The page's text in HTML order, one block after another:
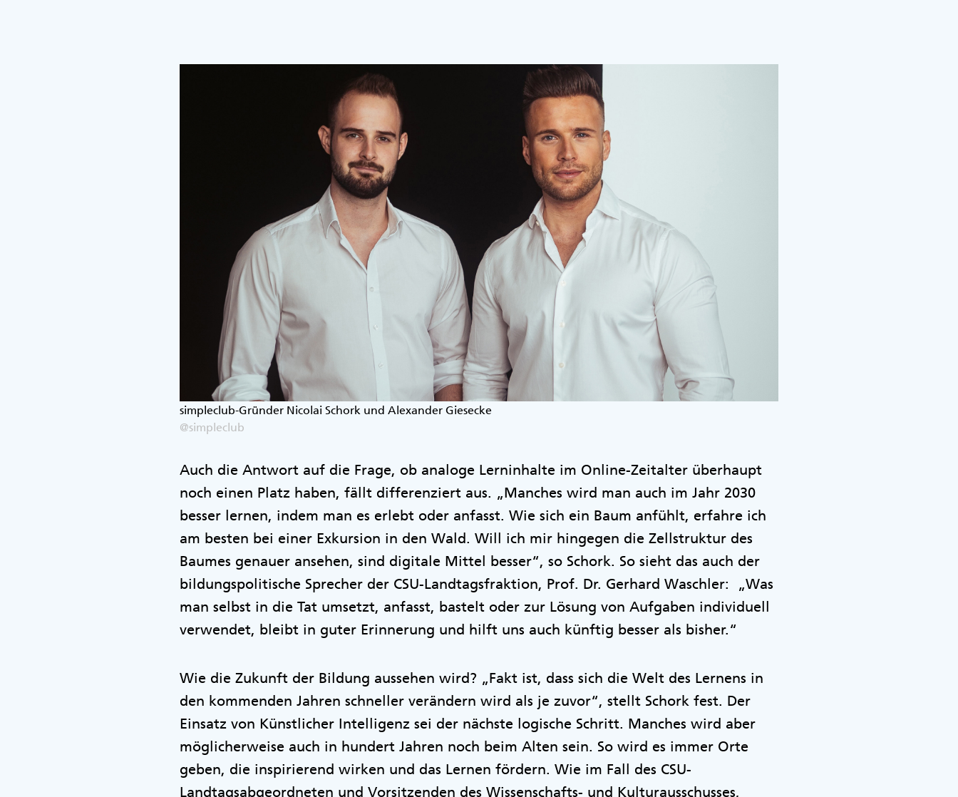
simpleclub-Gründer Nicolai Schork und Alexander Giesecke
@simpleclub
Auch die Antwort auf die Frage, ob analoge Lerninhalte im Online-Zeitalter überhaupt
noch einen Platz haben, fällt differenziert aus. „Manches wird man auch im Jahr 2030
besser lernen, indem man es erlebt oder anfasst. Wie sich ein Baum anfühlt, erfahre ich
am besten bei einer Exkursion in den Wald. Will ich mir hingegen die Zellstruktur des
Baumes genauer ansehen, sind digitale Mittel besser“, so Schork. So sieht das auch der
bildungspolitische Sprecher der CSU-Landtagsfraktion, Prof. Dr. Gerhard Waschler: „Was
man selbst in die Tat umsetzt, anfasst, bastelt oder zur Lösung von Aufgaben individuell
verwendet, bleibt in guter Erinnerung und hilft uns auch künftig besser als bisher.“
Wie die Zukunft der Bildung aussehen wird? „Fakt ist, dass sich die Welt des Lernens in
den kommenden Jahren schneller verändern wird als je zuvor“, stellt Schork fest. Der
Einsatz von Künstlicher Intelligenz sei der nächste logische Schritt. Manches wird aber
möglicherweise auch in hundert Jahren noch beim Alten sein. So wird es immer Orte
geben, die inspirierend wirken und das Lernen fördern. Wie im Fall des CSU-
Landtagsabgeordneten und Vorsitzenden des Wissenschafts- und Kulturausschusses,